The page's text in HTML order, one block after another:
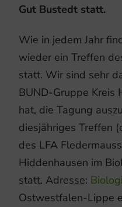
Gut Bustedt statt.
Wie in jedem Jahr
wieder ein Treffen
statt. Wir sind sehr
BUND-Gruppe Kreis
hat, die Tagung
diesjähriges Treffen
des LFA
Hiddenhausen im
statt. Adresse:
Ostwestfalen-Lippe